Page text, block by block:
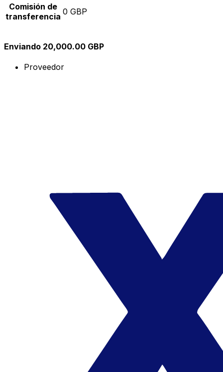
Comisión de
transferencia 0 GBP
Enviando 20,000.00 GBP
Proveedor